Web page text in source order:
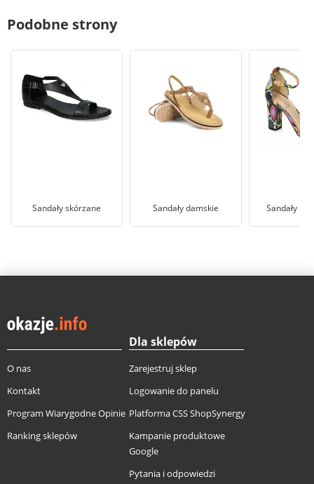
Podobne strony
Sandały skórzane Sandały damskie Sandały
O nas
Kontakt
Program Wiarygodne Opinie
Ranking sklepów
Dla sklepów
Zarejestruj sklep
Logowanie do panelu
Platforma CSS ShopSynergy
Kampanie produktowe
Google
Pytania i odpowiedzi